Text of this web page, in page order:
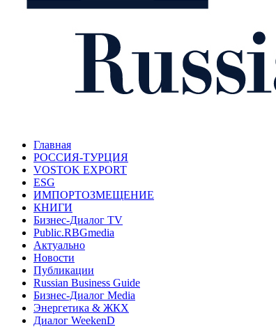
Главная
РОССИЯ-ТУРЦИЯ
VOSTOK EXPORT
ESG
ИМПОРТОЗМЕЩЕНИЕ
КНИГИ
Бизнес-Диалог TV
Public.RBGmedia
Актуально
Новости
Публикации
Russian Business Guide
Бизнес-Диалог Media
Энергетика & ЖКХ
Диалог WeekenD